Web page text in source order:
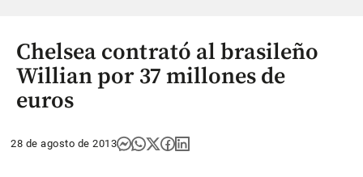
Chelsea contrató al brasileño
Willian por 37 millones de
euros
28 de agosto de 2013